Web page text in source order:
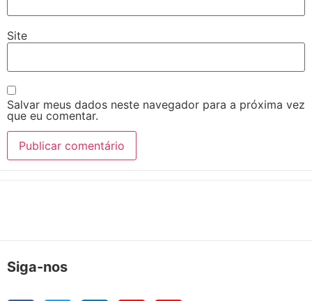
Site
Salvar meus dados neste navegador para a próxima vez
que eu comentar.
Siga-nos